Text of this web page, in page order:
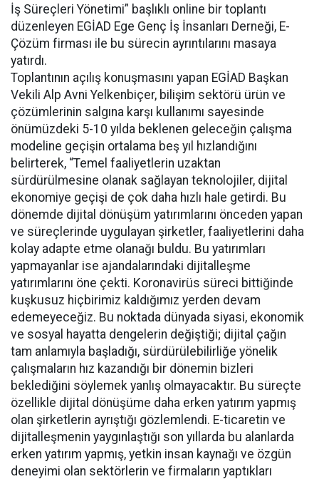
İş Süreçleri Yönetimi” başlıklı online bir toplantı
düzenleyen EGİAD Ege Genç İş İnsanları Derneği, E-
Çözüm firması ile bu sürecin ayrıntılarını masaya
yatırdı.
Toplantının açılış konuşmasını yapan EGİAD Başkan
Vekili Alp Avni Yelkenbiçer, bilişim sektörü ürün ve
çözümlerinin salgına karşı kullanımı sayesinde
önümüzdeki 5-10 yılda beklenen geleceğin çalışma
modeline geçişin ortalama beş yıl hızlandığını
belirterek, “Temel faaliyetlerin uzaktan
sürdürülmesine olanak sağlayan teknolojiler, dijital
ekonomiye geçişi de çok daha hızlı hale getirdi. Bu
dönemde dijital dönüşüm yatırımlarını önceden yapan
ve süreçlerinde uygulayan şirketler, faaliyetlerini daha
kolay adapte etme olanağı buldu. Bu yatırımları
yapmayanlar ise ajandalarındaki dijitalleşme
yatırımlarını öne çekti. Koronavirüs süreci bittiğinde
kuşkusuz hiçbirimiz kaldığımız yerden devam
edemeyeceğiz. Bu noktada dünyada siyasi, ekonomik
ve sosyal hayatta dengelerin değiştiği; dijital çağın
tam anlamıyla başladığı, sürdürülebilirliğe yönelik
çalışmaların hız kazandığı bir dönemin bizleri
beklediğini söylemek yanlış olmayacaktır. Bu süreçte
özellikle dijital dönüşüme daha erken yatırım yapmış
olan şirketlerin ayrıştığı gözlemlendi. E-ticaretin ve
dijitalleşmenin yaygınlaştığı son yıllarda bu alanlarda
erken yatırım yapmış, yetkin insan kaynağı ve özgün
deneyimi olan sektörlerin ve firmaların yaptıkları